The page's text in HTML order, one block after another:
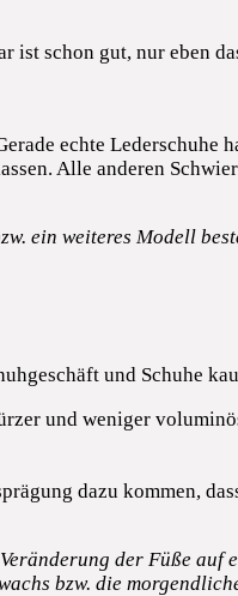
ist schon gut, nur eben
echte Lederschuhe
Alle anderen
ein weiteres Modell
und Schuhe
und weniger
dazu kommen,
der Füße
bzw. die